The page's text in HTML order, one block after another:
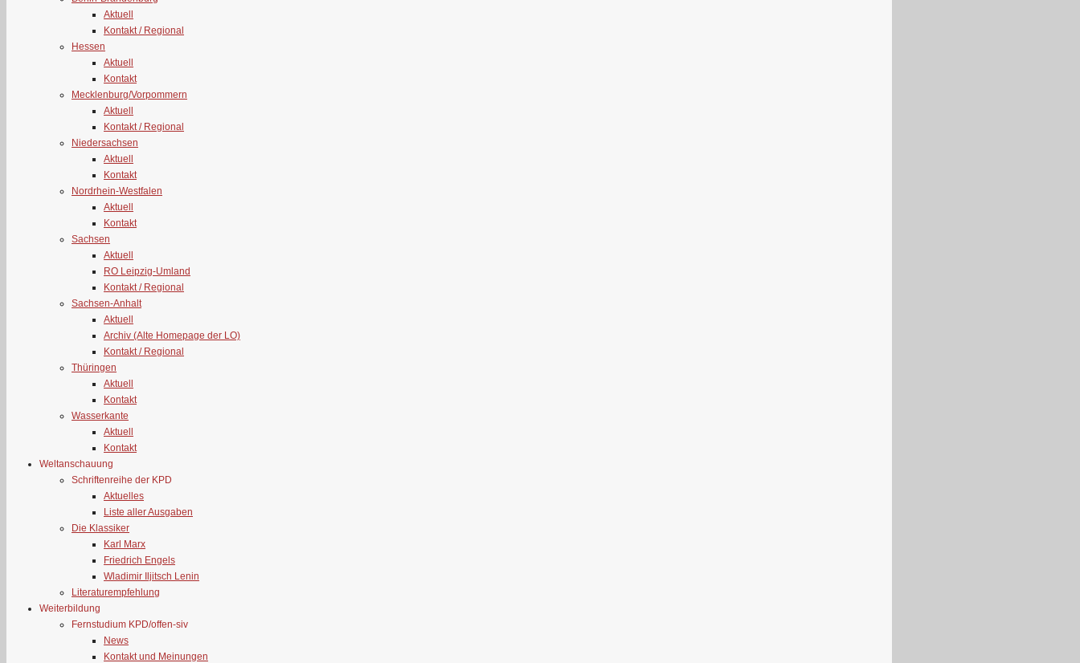
Aktuell
Kontakt / Regional
Hessen
Aktuell
Kontakt
Mecklenburg/Vorpommern
Aktuell
Kontakt / Regional
Niedersachsen
Aktuell
Kontakt
Nordrhein-Westfalen
Aktuell
Kontakt
Sachsen
Aktuell
RO Leipzig-Umland
Kontakt / Regional
Sachsen-Anhalt
Aktuell
Archiv (Alte Homepage der LO)
Kontakt / Regional
Thüringen
Aktuell
Kontakt
Wasserkante
Aktuell
Kontakt
Weltanschauung
Schriftenreihe der KPD
Aktuelles
Liste aller Ausgaben
Die Klassiker
Karl Marx
Friedrich Engels
Wladimir Iljitsch Lenin
Literaturempfehlung
Weiterbildung
Fernstudium KPD/offen-siv
News
Kontakt und Meinungen